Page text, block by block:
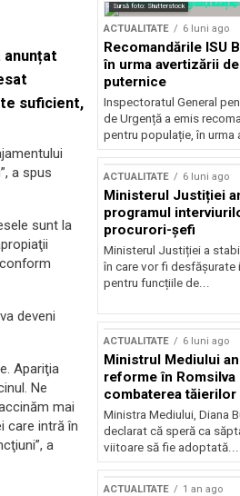
anunțat
suficient,
a spus
sunt la
deveni
Apariţia
Ne
mai
care intră în
a
Sursă foto: Shutterstock
ACTUALITATE 6 luni ago
Recomandările ISU
în urma avertizării
puternice
Inspectoratul General
de Urgență a emis
pentru populație, în urma
ACTUALITATE 6 luni ago
Ministerul Justiției
programul
procurori-șefi
Ministerul Justiției a
în care vor fi desfășurate
pentru funcțiile de...
ACTUALITATE 6 luni ago
Ministrul Mediului
reforme în Romsilva
combaterea tăierilor
Ministra Mediului, Diana
declarat că speră ca
viitoare să fie adoptată...
ACTUALITATE 1 an ago